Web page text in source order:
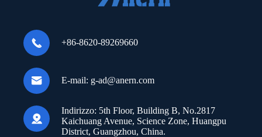
 +86-8620-89269660
 E-mail: g-ad@anern.com

Indirizzo: 5th Floor, Building B, No.2817
Kaichuang Avenue, Science Zone, Huangpu
District, Guangzhou, China.